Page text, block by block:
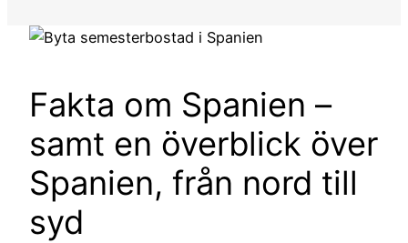
Fakta om Spanien –
samt en överblick över
Spanien, från nord till
syd